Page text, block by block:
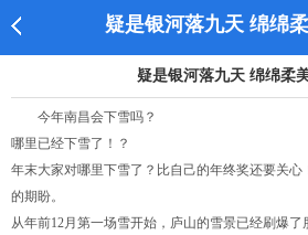
疑是银河落九天 绵绵
疑是银河落九天 绵绵柔
今年南昌会下雪吗？
哪里已经下雪了！？
年末大家对哪里下雪了？比自己的年终奖还要关
的期盼。
从年前12月第一场雪开始，庐山的雪景已经刷爆